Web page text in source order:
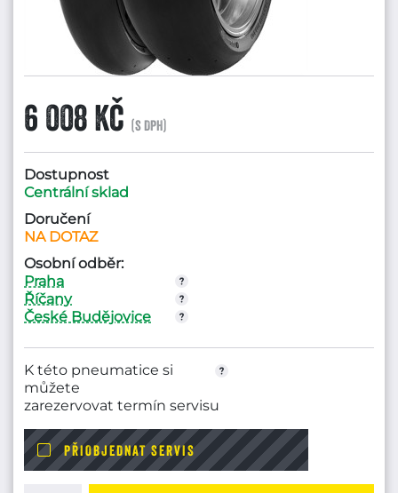
6 008 Kč (s DPH)
Dostupnost
Centrální sklad
Doručení
NA DOTAZ
Osobní odběr:
Praha
Říčany
České Budějovice
K této pneumatice si
můžete
zarezervovat termín servisu
PŘIOBJEDNAT SERVIS